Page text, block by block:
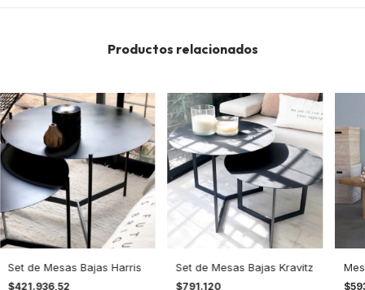
Productos relacionados
Set de Mesas Bajas Harris
$421.936,52
Set de Mesas Bajas Kravitz
$791.120